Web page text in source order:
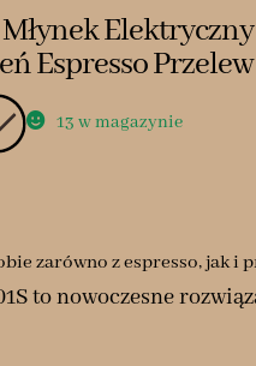
Espresso Przelew
13 w magazynie
zarówno z espresso, jak i
to nowoczesne